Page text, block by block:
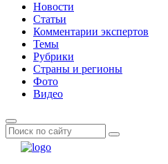
Новости
Статьи
Комментарии экспертов
Темы
Рубрики
Страны и регионы
Фото
Видео